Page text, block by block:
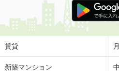
賃貸
新築マンション